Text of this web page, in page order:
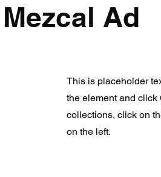
Ad
This is placeholder
the element and click
collections, click on
on the left.